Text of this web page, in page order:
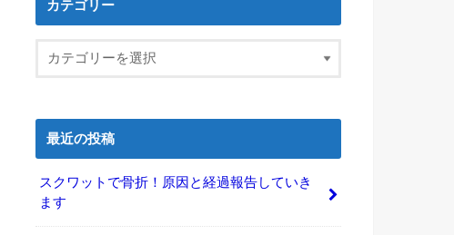
カテゴリー
最近の投稿
スクワットで骨折！原因と経過報告していき
ます